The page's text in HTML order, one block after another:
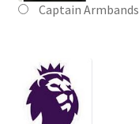
Captain Armbands